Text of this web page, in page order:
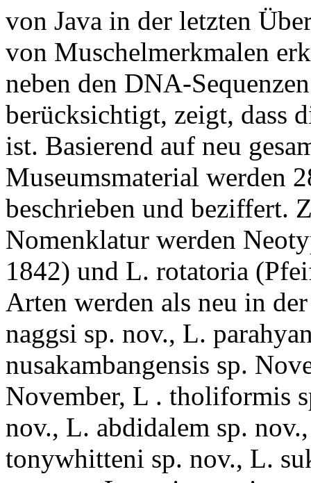
von Java in der letzten
von Muschelmerkmalen
neben den DNA-
berücksichtigt, zeigt, dass
ist. Basierend auf neu
Museumsmaterial werden
beschrieben und beziffert.
Nomenklatur werden
1842) und L. rotatoria
Arten werden als neu in
naggsi sp. nov., L.
nusakambangensis sp.
November, L . tholiformis
nov., L. abdidalem sp.
tonywhitteni sp. nov., L.